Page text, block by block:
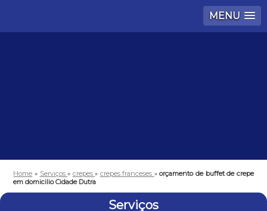
MENU
Home » Serviços» crepes» crepes franceses »orçamento de buffet de crepe
em domicilio Cidade Dutra
Serviços